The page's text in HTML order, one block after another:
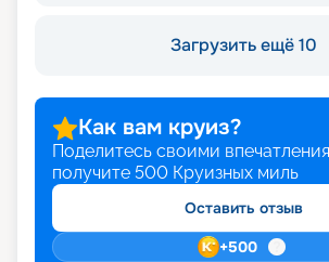
Загрузить ещё 10
Как вам круиз?
Поделитесь своими
получите 500 Круизных миль
Оставить отзыв
+500